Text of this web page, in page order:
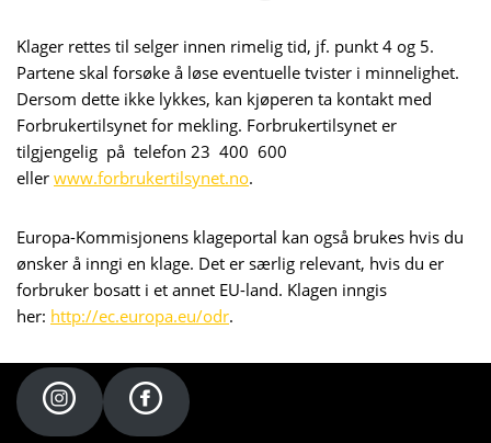
Klager rettes til selger innen rimelig tid, jf. punkt 4 og 5.
Partene skal forsøke å løse eventuelle tvister i minnelighet.
Dersom dette ikke lykkes, kan kjøperen ta kontakt med
Forbrukertilsynet for mekling. Forbrukertilsynet er
tilgjengelig på telefon 23 400 600
eller www.forbrukertilsynet.no.
Europa-Kommisjonens klageportal kan også brukes hvis du
ønsker å inngi en klage. Det er særlig relevant, hvis du er
forbruker bosatt i et annet EU-land. Klagen inngis
her: http://ec.europa.eu/odr.